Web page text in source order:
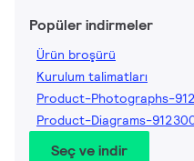
Popüler indirmeler
Ürün broşürü
Kurulum talimatları
Product-Photographs-
Product-Diagrams-
Seç ve indir